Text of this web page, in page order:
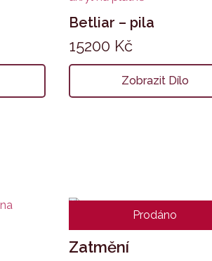
Betliar – pila
15200 Kč
Zobrazit Dílo
Prodáno
Zatmění